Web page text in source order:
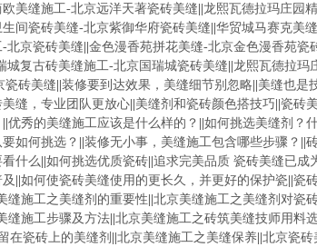
美缝施工-北京远洋天著瓷砖美缝 龙熙瓦德拉玛庄园
间瓷砖美缝-北京紫御华府瓷砖美缝 华贸城马赛克美
北京瓷砖美缝 金色漫香苑拼花美缝-北京金色漫香苑瓷
城复古砖美缝施工-北京国瑞城瓷砖美缝 龙熙瓦德拉玛
瓷砖美缝 装修要到达效果，美缝细节别忽略 美缝也是
美缝，专业团队更放心|| 美缝剂和瓷砖颜色搭技巧 瓷砖
优秀的美缝施工应该是什么样的？ 如何挑选美缝剂？
如何挑选？ 装修无小事，美缝施工包含哪些步骤？
什么 如何挑选优质瓷砖|| 追求完美品质 瓷砖美缝已成
如何使瓷砖美缝使用的更长久，并更好的保护瓷 瓷
缝施工之美缝剂的重要性 北京美缝施工之美缝剂对瓷
缝施工步骤及方法|| 北京美缝施工之砖筑美缝技师用料
在瓷砖上的美缝剂 北京美缝施工之美缝保养|| 北京瓷砖